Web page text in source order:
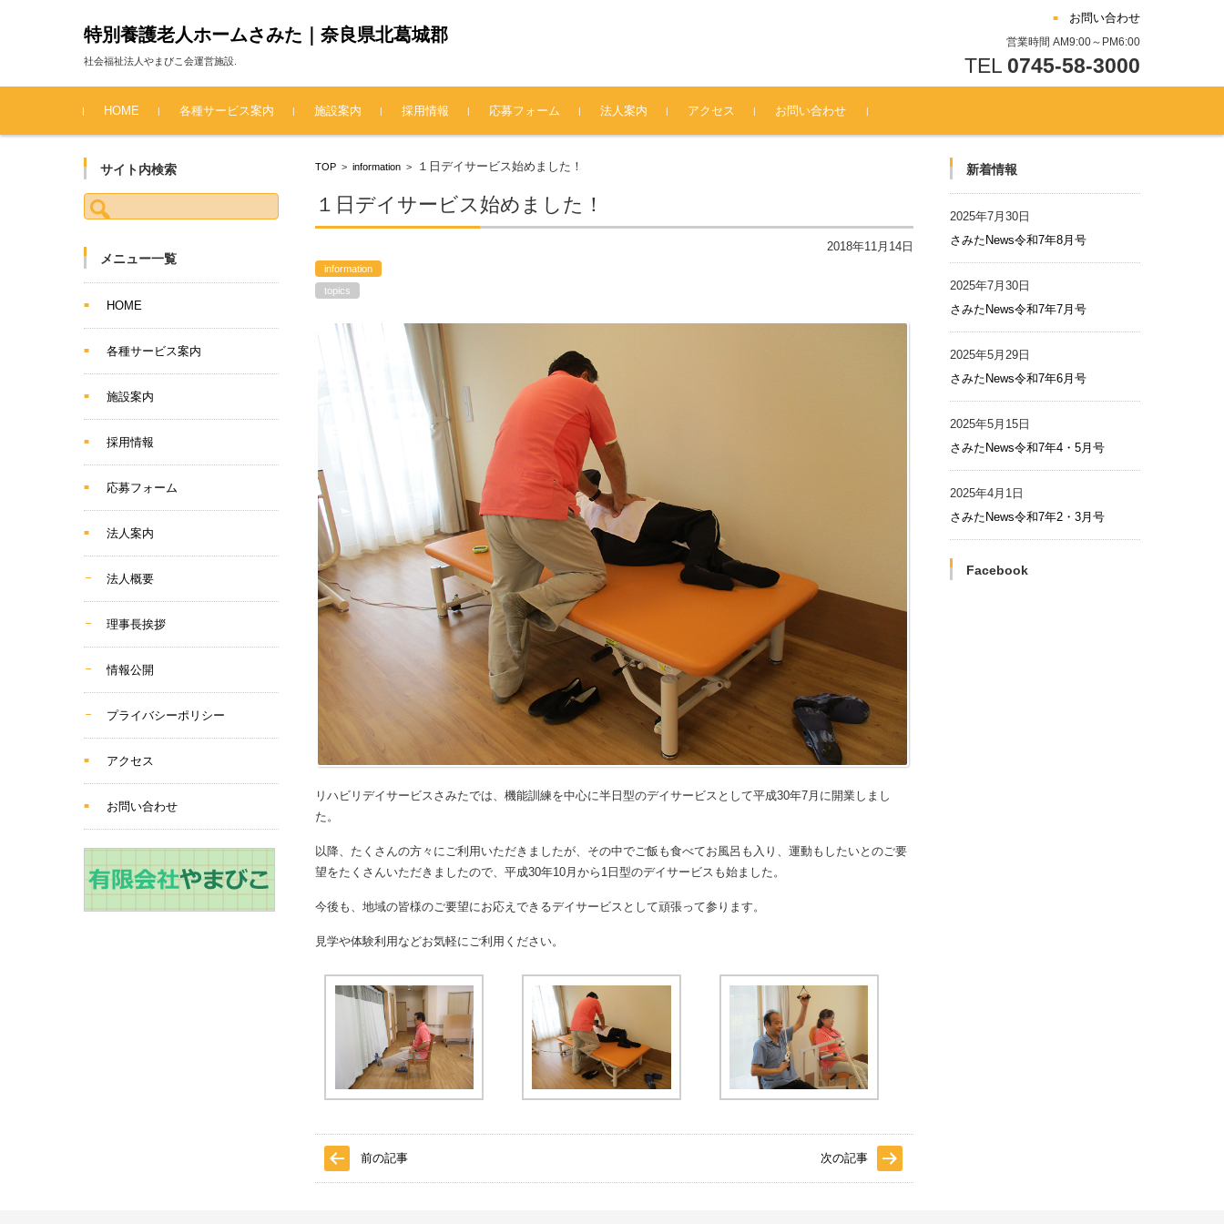
特別養護老人ホームさみた｜奈良県北葛城郡
社会福祉法人やまびこ会運営施設.
お問い合わせ
営業時間 AM9:00～PM6:00
TEL 0745-58-3000
コンテンツに移動
HOME
各種サービス案内 施設案内 採用情報 応募フォーム 法人案内 アクセス お問い合わせ
TOP >information > １日デイサービス始めました！
１日デイサービス始めました！
2018年11月14日
information
topics
リハビリデイサービスさみたでは、機能訓練を中心に半日型のデイサービスとして平成30年7月に開業しまし
た。
以降、たくさんの方々にご利用いただきましたが、その中でご飯も食べてお風呂も入り、運動もしたいとのご要
望をたくさんいただきましたので、平成30年10月から1日型のデイサービスも始ました。
今後も、地域の皆様のご要望にお応えできるデイサービスとして頑張って参ります。
見学や体験利用などお気軽にご利用ください。
前の記事 次の記事
サイト内検索
検索:
メニュー一覧
HOME
各種サービス案内
施設案内
採用情報
応募フォーム
法人案内
法人概要
理事長挨拶
情報公開
プライバシーポリシー
アクセス
お問い合わせ
新着情報
2025年7月30日
さみたNews令和7年8月号
2025年7月30日
さみたNews令和7年7月号
2025年5月29日
さみたNews令和7年6月号
2025年5月15日
さみたNews令和7年4・5月号
2025年4月1日
さみたNews令和7年2・3月号
Facebook